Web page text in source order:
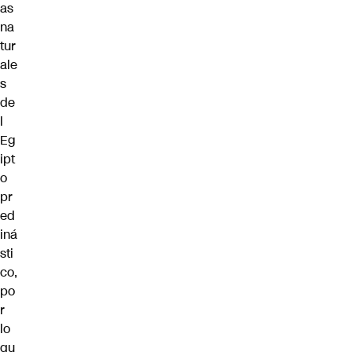
as
na
tur
ale
s
de
l
Eg
ipt
o
pr
ed
iná
sti
co,
po
r
lo
qu